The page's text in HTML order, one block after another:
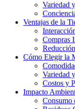
Variedad
Ventajas de la
Compras
Cómo Elegir la
Variedad
Costos y
Impacto
Consumo